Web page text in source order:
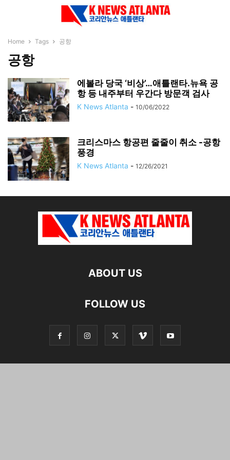
Home Tags 공항
공항
에볼라 당국 ‘비상’…애틀랜타.뉴욕 공
항 등 내주부터 우간다 방문객 검사
K News Atlanta - 10/06/2022
크리스마스 항공편 줄줄이 취소 -공항
풍경
K News Atlanta - 12/26/2021
ABOUT US
FOLLOW US